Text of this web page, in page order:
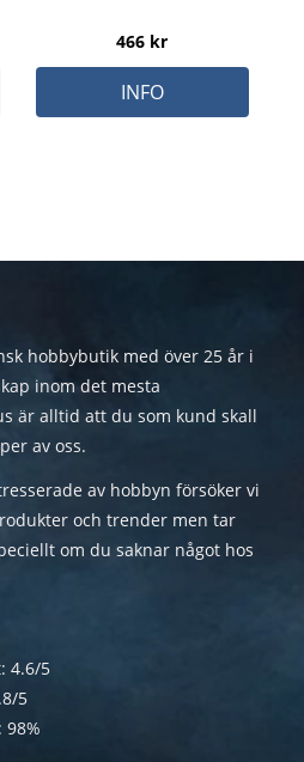
466 kr
INFO
hobbybutik med över 25 år i
inom det mesta
är alltid att du som kund skall
av oss.
av hobbyn försöker vi
och trender men tar
om du saknar något hos
4.6/5
5
98%